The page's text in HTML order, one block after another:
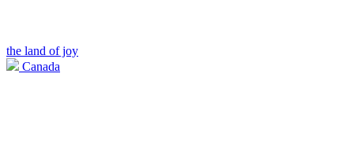
the land of joy
Canada